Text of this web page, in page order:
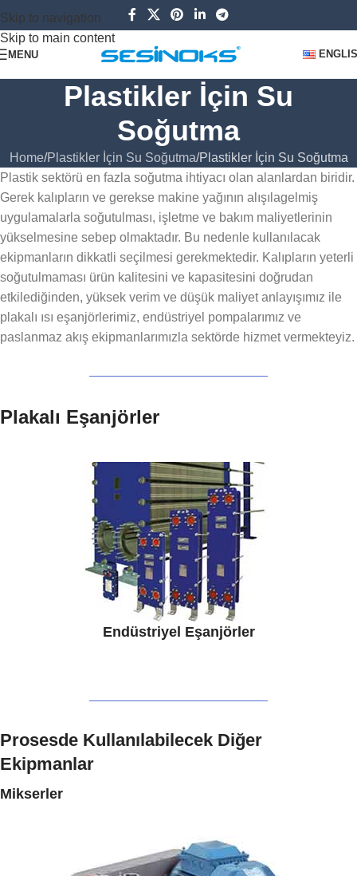
Skip to navigation
Skip to main content
MENU
Plastikler İçin Su
Soğutma
Home Plastikler İçin Su Soğutma Plastikler İçin Su Soğutma
Plastik sektörü en fazla soğutma ihtiyacı olan alanlardan biridir.
Gerek kalıpların ve gerekse makine yağının alışılagelmiş
uygulamalarla soğutulması, işletme ve bakım maliyetlerinin
yükselmesine sebep olmaktadır. Bu nedenle kullanılacak
ekipmanların dikkatli seçilmesi gerekmektedir. Kalıpların yeterli
soğutulmaması ürün kalitesini ve kapasitesini doğrudan
etkilediğinden, yüksek verim ve düşük maliyet anlayışımız ile
plakalı ısı eşanjörlerimiz, endüstriyel pompalarımız ve
paslanmaz akış ekipmanlarımızla sektörde hizmet vermekteyiz.
Plakalı Eşanjörler
Endüstriyel Eşanjörler
Prosesde Kullanılabilecek Diğer
Ekipmanlar
Mikserler